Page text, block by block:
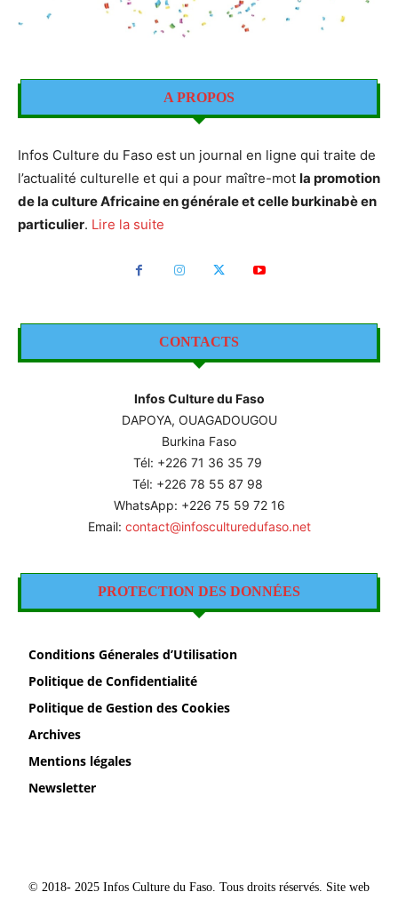
A PROPOS
Infos Culture du Faso est un journal en ligne qui traite de
l’actualité culturelle et qui a pour maître-mot la promotion
de la culture Africaine en générale et celle burkinabè en
particulier. Lire la suite
CONTACTS
Infos Culture du Faso
DAPOYA, OUAGADOUGOU
Burkina Faso
Tél: +226 71 36 35 79
Tél: +226 78 55 87 98
WhatsApp: +226 75 59 72 16
Email: contact@infosculturedufaso.net
PROTECTION DES DONNÉES
Conditions Génerales d’Utilisation
Politique de Confidentialité
Politique de Gestion des Cookies
Archives
Mentions légales
Newsletter
© 2018- 2025 Infos Culture du Faso. Tous droits réservés. Site web